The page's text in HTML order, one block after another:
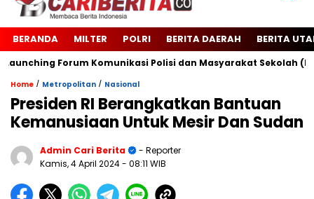
BERANDA MILTER POLRI BERITA DAERAH BERITA
Forum Komunikasi Polisi dan Masyarakat Sekolah
Home / Metropolitan / Nasional
Presiden RI Berangkatkan Bantuan
Kemanusiaan Untuk Mesir Dan Sudan
Admin Cari Berita
- Reporter
Kamis, 4 April 2024- 08:11 WIB